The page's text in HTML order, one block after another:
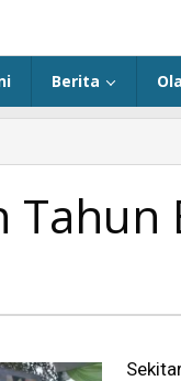
Berita
Tahun